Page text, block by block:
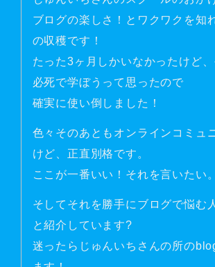
ブログの楽しさ！とワクワクを知
の収穫です！
たった3ヶ月しかいなかったけど、
必死で学ぼうって思ったので
確実に使い倒しました！
色々そのあともオンラインコミュ
けど、正直別格です。
ここが一番いい！それを言いたい。
そしてそれを勝手にブログで悩む
と紹介しています?
迷ったらじゅんいちさんの所の